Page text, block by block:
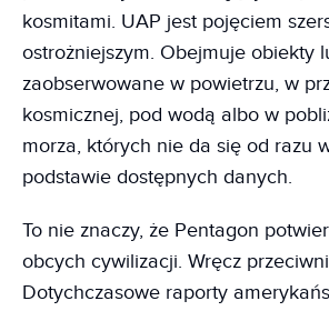
kosmitami. UAP jest pojęciem
ostrożniejszym. Obejmuje obiekty
zaobserwowane w powietrzu, w
kosmicznej, pod wodą albo w
morza, których nie da się od razu
podstawie dostępnych danych.
To nie znaczy, że Pentagon
obcych cywilizacji. Wręcz
Dotychczasowe raporty